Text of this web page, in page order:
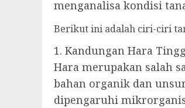
menganalisa kondisi
Berikut ini adalah ciri-ciri
1. Kandungan Hara
Hara merupakan salah
bahan organik dan
dipengaruhi